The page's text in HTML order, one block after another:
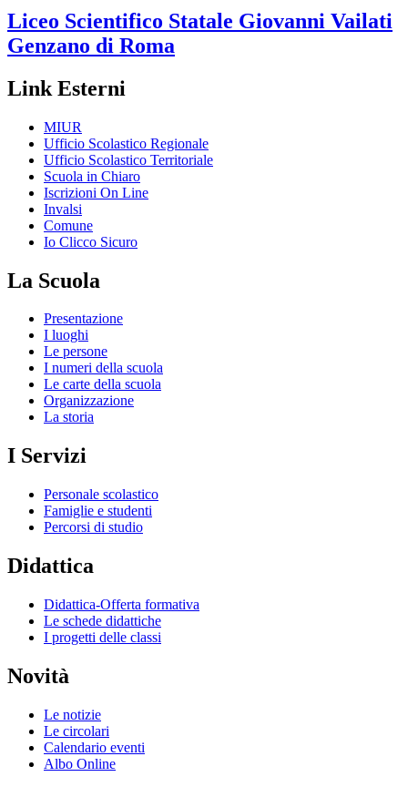
Liceo Scientifico Statale Giovanni Vailati
Genzano di Roma
Link Esterni
MIUR
Ufficio Scolastico Regionale
Ufficio Scolastico Territoriale
Scuola in Chiaro
Iscrizioni On Line
Invalsi
Comune
Io Clicco Sicuro
La Scuola
Presentazione
I luoghi
Le persone
I numeri della scuola
Le carte della scuola
Organizzazione
La storia
I Servizi
Personale scolastico
Famiglie e studenti
Percorsi di studio
Didattica
Didattica-Offerta formativa
Le schede didattiche
I progetti delle classi
Novità
Le notizie
Le circolari
Calendario eventi
Albo Online